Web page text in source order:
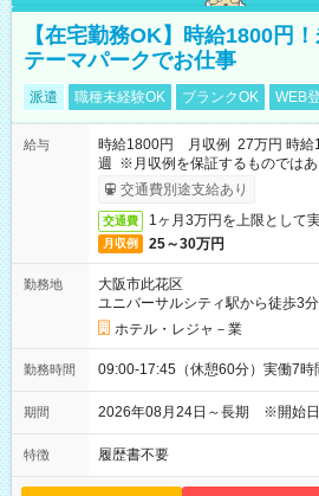
【在宅勤務OK】時給1800円
テーマパークでお仕事
派遣 職種未経験OK ブランクOK WEB
給与
時給1800円 月収例 27万円 時給
週 ※月収例を保証するものではあ
交通費別途支給あり
交通費 1ヶ月3万円を上限として
月収例 25～30万円
勤務地
大阪市此花区
ユニバーサルシティ駅から徒歩3分
ホテル・レジャ－業
勤務時間 09:00-17:45（休憩60分）実働7時
期間 2026年08月24日～長期 ※開始
特徴 履歴書不要